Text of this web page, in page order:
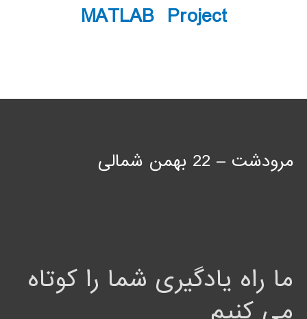
MATLAB Project
مرودشت – 22 بهمن شمالی
ما راه یادگیری شما را کوتاه